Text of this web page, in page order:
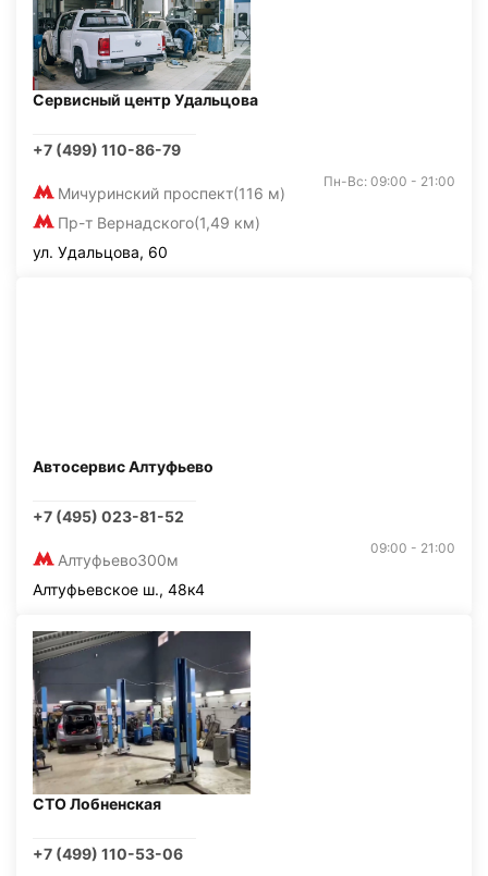
Сервисный центр Удальцова
+7 (499) 110-86-79
Мичуринский проспект(116 м)
Пр-т Вернадского(1,49 км)
Пн-Вс: 09:00 - 21:00
ул. Удальцова, 60
Автосервис Алтуфьево
+7 (495) 023-81-52
Алтуфьево300м
09:00 - 21:00
Алтуфьевское ш., 48к4
СТО Лобненская
+7 (499) 110-53-06